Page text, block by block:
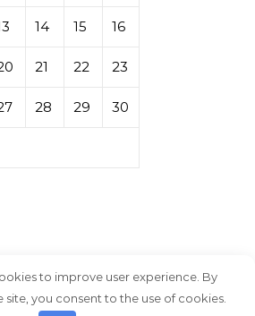
14 15 16
21 22 23
28 29 30
отOptima Themes
to improve user experience. By
you consent to the use of cookies.